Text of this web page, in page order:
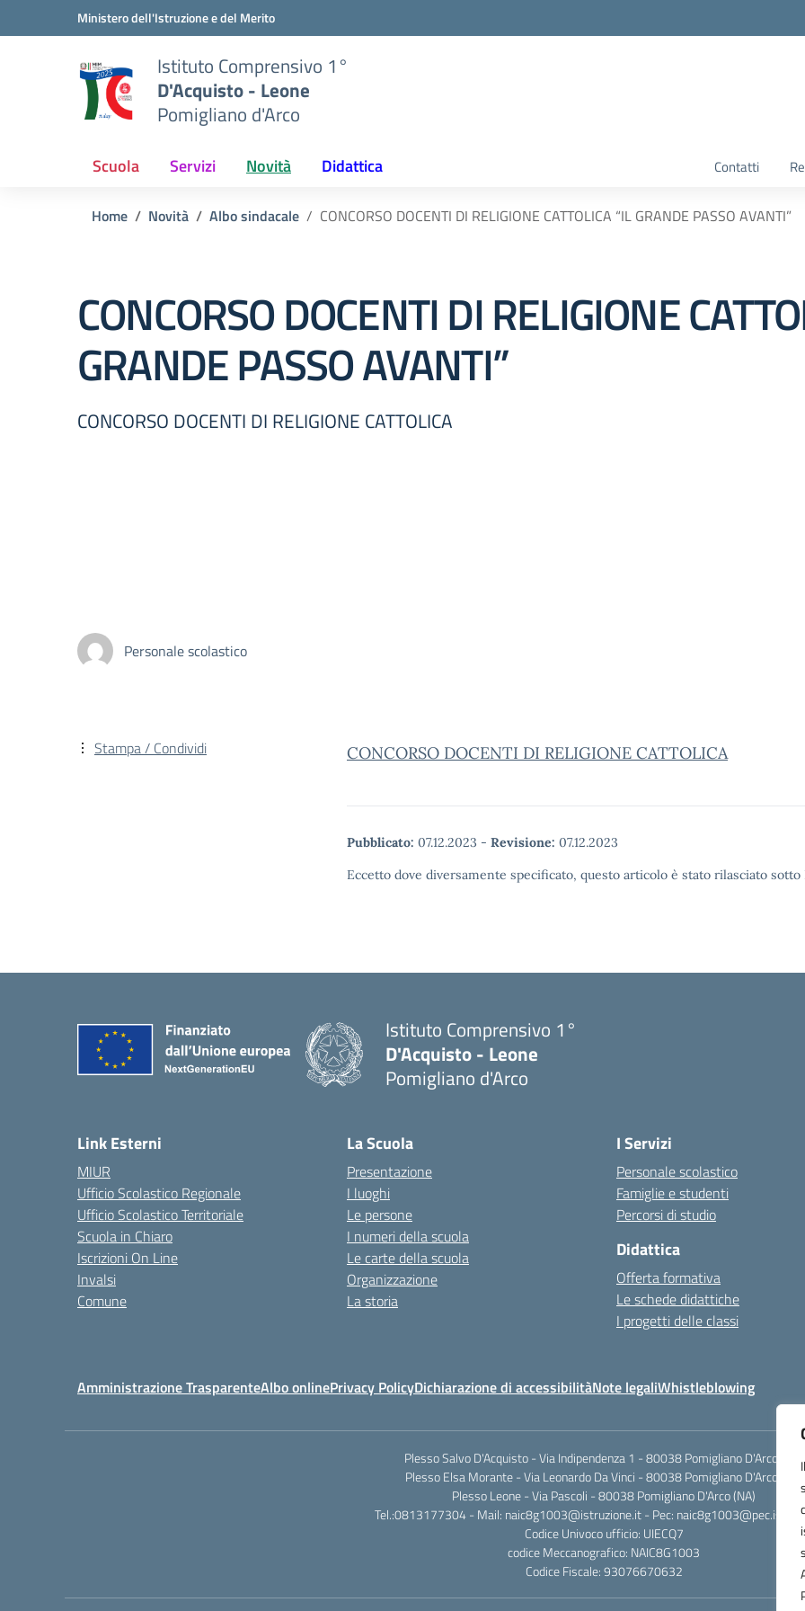
Vai ai contenuti
Vai al menu di navigazioneMinistero dell'Istruzione e del Merito
Istituto Comprensivo 1°
D'Acquisto - Leone
Pomigliano d'Arco
Scuola Servizi Novità Didattica Contatti
Home Novità Albo sindacale CONCORSO DOCENTI DI RELIGIONE CATTOLICA “IL GRANDE PASSO AVANTI”
CONCORSO DOCENTI DI RELIGIONE
GRANDE PASSO AVANTI”
CONCORSO DOCENTI DI RELIGIONE CATTOLICA
Personale scolastico
CONCORSO DOCENTI DI RELIGIONE CATTOLICA
Pubblicato: 07.12.2023 - Revisione: 07.12.2023
Eccetto dove diversamente specificato, questo articolo è stato rilasciato
Stampa / Condividi
Istituto Comprensivo 1°
D'Acquisto - Leone
Pomigliano d'Arco
Link Esterni
MIUR
Ufficio Scolastico Regionale
Ufficio Scolastico Territoriale
Scuola in Chiaro
Iscrizioni On Line
Invalsi
Comune
La Scuola
Presentazione
I luoghi
Le persone
I numeri della scuola
Le carte della scuola
Organizzazione
La storia
I Servizi
Personale scolastico
Famiglie e studenti
Percorsi di studio
Didattica
Offerta formativa
Le schede didattiche
I progetti delle classi
Amministrazione TrasparenteAlbo onlinePrivacy PolicyDichiarazione di accessibilitàNote legaliWhistleblowing
Plesso Salvo D'Acquisto - Via Indipendenza 1 - 80038 Pomigliano D'Arco (NA)
Plesso Elsa Morante - Via Leonardo Da Vinci - 80038 Pomigliano D'Arco (NA)
Plesso Leone - Via Pascoli - 80038 Pomigliano D'Arco (NA)
Tel.:0813177304 - Mail: naic8g1003@istruzione.it - Pec:
Codice Univoco ufficio: UIECQ7
codice Meccanografico: NAIC8G1003
Codice Fiscale: 93076670632